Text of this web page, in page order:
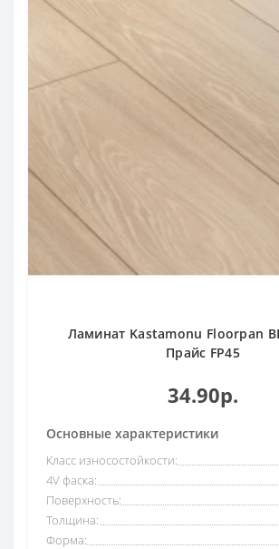
Ламинат Kastamonu Floorpan
Прайс FP45
34.90р.
Основные характеристики
Класс износостойкости:
4V фаска:
Поверхность:
Толщина:
Форма: